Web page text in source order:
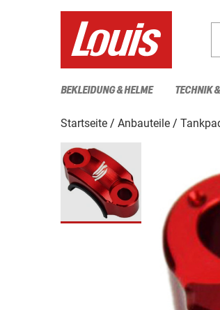
BEKLEIDUNG & HELME TECHNIK
Startseite Anbauteile